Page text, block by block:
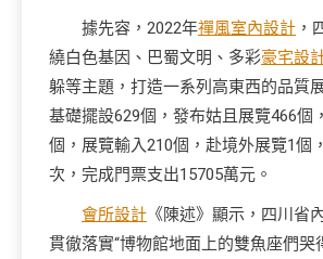
據先容，2022年禪風室內設計 ，
繞白色基因、巴蜀文明、多彩豪宅設
躲等主題，打造一系列高東西的品質
基礎擺設629個，發布姑且展覽466個
個，展覽輸入210個，赴境外展覽1個
次，完成門票支出15705萬元。
會所設計 《陳述》顯示，四川省
貫徹落實“博物館地面上的雙魚座們哭